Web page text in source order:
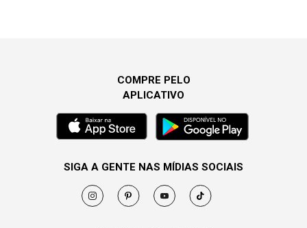
COMPRE PELO
APLICATIVO
SIGA A GENTE NAS MÍDIAS SOCIAIS